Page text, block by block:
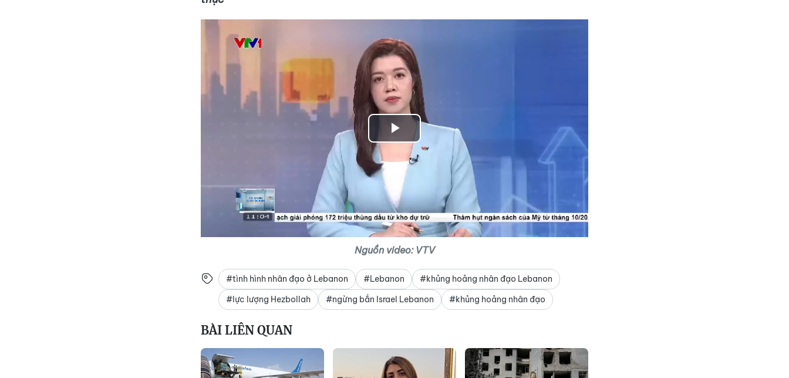
Play
Video
Nguồn video: VTV
#tình hình nhân đạo ở Lebanon #Lebanon
#khủng hoảng nhân đạo Lebanon
#lực lượng Hezbollah
#ngừng bắn Israel Lebanon #khủng hoảng nhân đạo
BÀI LIÊN QUAN